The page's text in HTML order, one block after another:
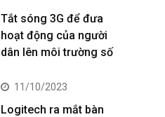
Tắt sóng 3G để đưa
hoạt động của người
dân lên môi trường số
11/10/2023
Logitech ra mắt bàn